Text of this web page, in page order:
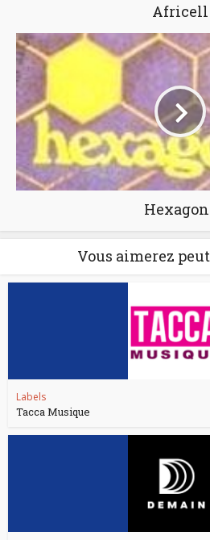
Africell
Vous aimerez
Labels
Tacca Musique